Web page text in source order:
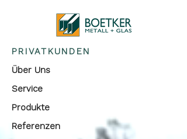
PRIVATKUNDEN
Über Uns
Service
Produkte
Referenzen